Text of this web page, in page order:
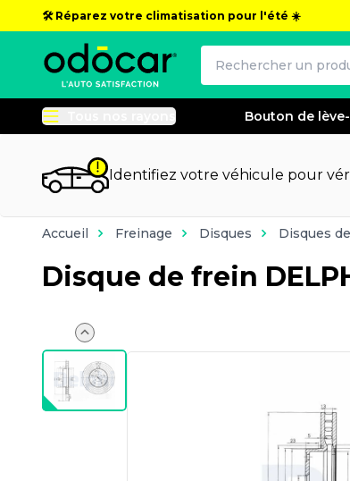
🛠️ Réparez votre climatisation pour l'été ☀️
Tous nos rayons Bouton de
Identifiez votre véhicule pour
Accueil Freinage Disques Disques
Disque de frein